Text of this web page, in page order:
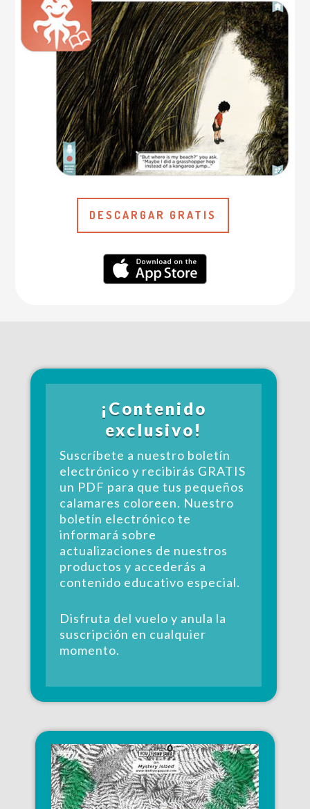
DESCARGAR GRATIS
¡Contenido
exclusivo!
Suscríbete a nuestro boletín
electrónico y recibirás GRATIS
un PDF para que tus pequeños
calamares coloreen. Nuestro
boletín electrónico te
informará sobre
actualizaciones de nuestros
productos y accederás a
contenido educativo especial.
Disfruta del vuelo y anula la
suscripción en cualquier
momento.